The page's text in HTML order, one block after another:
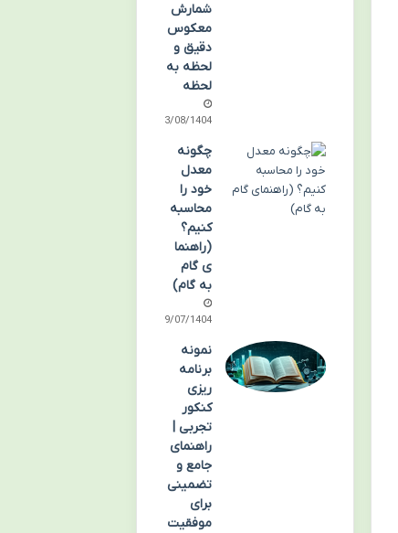
شمارش
معکوس
دقیق و
لحظه به
لحظه
03/08/1404
چگونه
معدل
خود را
محاسبه
کنیم؟
(راهنما
ی گام
به گام)
29/07/1404
نمونه
برنامه
ریزی
کنکور
تجربی |
راهنمای
جامع و
تضمینی
برای
موفقیت